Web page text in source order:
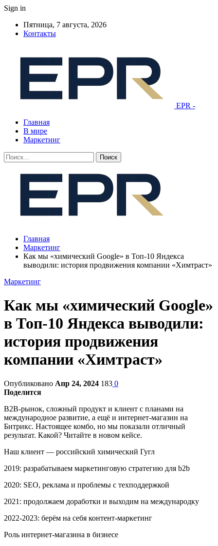
Sign in
Пятница, 7 августа, 2026
Контакты
EPR -
Главная
В мире
Маркетинг
Главная
Маркетинг
Как мы «химический Google» в Топ-10 Яндекса
выводили: история продвижения компании «Химтраст»
Маркетинг
Как мы «химический Google»
в Топ-10 Яндекса выводили:
история продвижения
компании «Химтраст»
Опубликовано Апр 24, 2024 183 0
Поделится
B2B-рынок, сложный продукт и клиент с планами на
международное развитие, а ещё и интернет-магазин на
Битрикс. Настоящее комбо, но мы показали отличный
результат. Какой? Читайте в новом кейсе.
Наш клиент — российский химический Гугл
2019: разрабатываем маркетинговую стратегию для b2b
2020: SEO, реклама и проблемы с техподдержкой
2021: продолжаем доработки и выходим на международку
2022-2023: берём на себя контент-маркетинг
Роль интернет-магазина в бизнесе